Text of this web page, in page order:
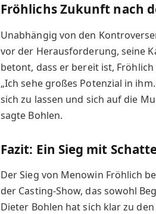
Fröhlichs Zukunft nach
Unabhängig von den
vor der Herausforderung, seine
betont, dass er bereit ist,
„Ich sehe großes Potenzial in
sich zu lassen und sich auf die
sagte Bohlen.
Fazit: Ein Sieg mit
Der Sieg von Menowin Fröhlich
der Casting-Show, das sowohl
Dieter Bohlen hat sich klar zu